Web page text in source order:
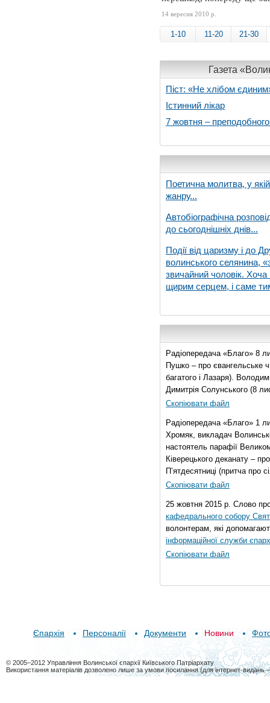
14 вересня 2010 р.
1-10 11-20 21-30
Газета
Піст: «Не хлібом
Істинний лікар
7 жовтня –
Поетична молитва, у
жанру...
Автобіографічна
до сьогоднішніх днів...
Події від царизму і до
волинського селянина,
звичайний чоловік. Хоча
щирим серцем, і саме
Радіопередача «Благо» 8
Пушко – про євангельське
багатого і Лазаря).
Димитрія Солунського (8
Скопіювати файл
Радіопередача «Благо» 1
Хромяк, викладач
настоятель парафії
Ківерецького деканату –
П’ятдесятниці (притча про
Скопіювати файл
25 жовтня 2015 р. Слово
кафедрального собору
волонтерам, які
інформаційної служби
Скопіювати файл
Єпархія Персоналії Документи Новини
© 2005–2012 Управління Волинської єпархії Київського Патріархату
Використання матеріалів дозволено лише за умови посилання (для інтернет-видань